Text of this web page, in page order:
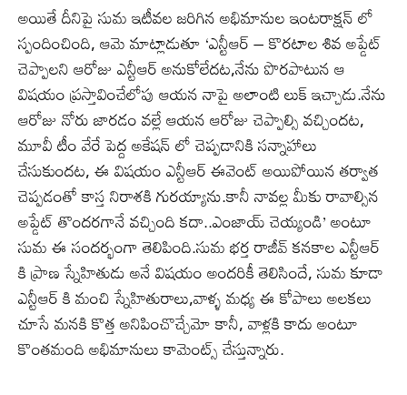
అయితే దీనిపై సుమ ఇటీవల జరిగిన అభిమానుల ఇంటరాక్షన్ లో
స్పందించింది, ఆమె మాట్లాడుతూ ‘ఎన్టీఆర్ – కొరటాల శివ అప్డేట్
చెప్పాలని ఆరోజు ఎన్టీఆర్ అనుకోలేదట,నేను పొరపాటున ఆ
విషయం ప్రస్తావించేలోపు ఆయన నాపై అలాంటి లుక్ ఇచ్చాడు.నేను
ఆరోజు నోరు జారడం వల్లే ఆయన ఆరోజు చెప్పాల్సి వచ్చిందట,
మూవీ టీం వేరే పెద్ద అకేషన్ లో చెప్పడానికి సన్నాహాలు
చేసుకుందట, ఈ విషయం ఎన్టీఆర్ ఈవెంట్ అయిపోయిన తర్వాత
చెప్పడంతో కాస్త నిరాశకి గురయ్యాను.కానీ నావల్ల మీకు రావాల్సిన
అప్డేట్ తొందరగానే వచ్చింది కదా..ఎంజాయ్ చెయ్యండి’ అంటూ
సుమ ఈ సందర్భంగా తెలిపింది.సుమ భర్త రాజీవ్ కనకాల ఎన్టీఆర్
కి ప్రాణ స్నేహితుడు అనే విషయం అందరికీ తెలిసిందే, సుమ కూడా
ఎన్టీఆర్ కి మంచి స్నేహితురాలు,వాళ్ళ మధ్య ఈ కోపాలు అలకలు
చూసే మనకి కొత్త అనిపించొచ్చేమో కానీ, వాళ్లకి కాదు అంటూ
కొంతమంది అభిమానులు కామెంట్స్ చేస్తున్నారు.